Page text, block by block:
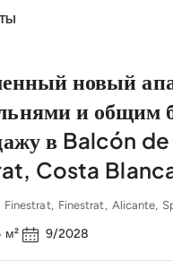
новый
и общим
в Balcón de
Costa
Finestrat, Finestrat, Alicante,
м² 9/2028